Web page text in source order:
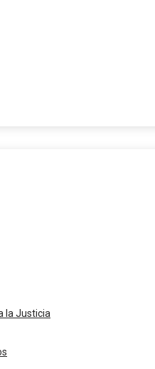
la Justicia